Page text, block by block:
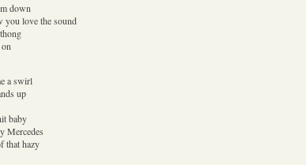
down
you love the sound
a swirl
up
baby
Mercedes
that hazy